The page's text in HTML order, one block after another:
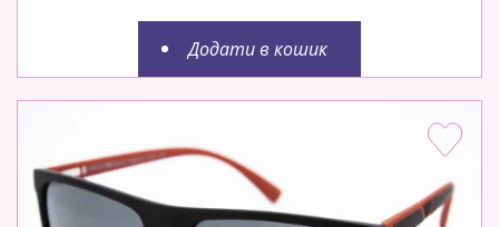
Додати в кошик